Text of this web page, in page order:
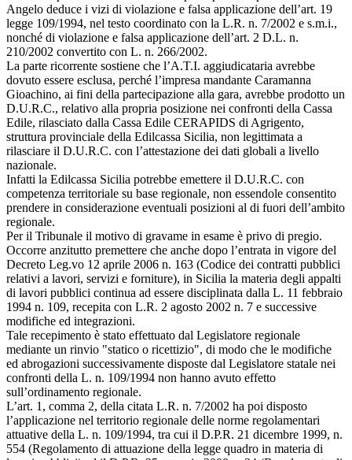
Angelo deduce i vizi di violazione e falsa applicazione dell’art. 19
legge 109/1994, nel testo coordinato con la L.R. n. 7/2002 e s.m.i.,
nonché di violazione e falsa applicazione dell’art. 2 D.L. n.
210/2002 convertito con L. n. 266/2002.
La parte ricorrente sostiene che l’A.T.I. aggiudicataria avrebbe
dovuto essere esclusa, perché l’impresa mandante Caramanna
Gioachino, ai fini della partecipazione alla gara, avrebbe prodotto un
D.U.R.C., relativo alla propria posizione nei confronti della Cassa
Edile, rilasciato dalla Cassa Edile CERAPIDS di Agrigento,
struttura provinciale della Edilcassa Sicilia, non legittimata a
rilasciare il D.U.R.C. con l’attestazione dei dati globali a livello
nazionale.
Infatti la Edilcassa Sicilia potrebbe emettere il D.U.R.C. con
competenza territoriale su base regionale, non essendole consentito
prendere in considerazione eventuali posizioni al di fuori dell’ambito
regionale.
Per il Tribunale il motivo di gravame in esame è privo di pregio.
Occorre anzitutto premettere che anche dopo l’entrata in vigore del
Decreto Leg.vo 12 aprile 2006 n. 163 (Codice dei contratti pubblici
relativi a lavori, servizi e forniture), in Sicilia la materia degli appalti
di lavori pubblici continua ad essere disciplinata dalla L. 11 febbraio
1994 n. 109, recepita con L.R. 2 agosto 2002 n. 7 e successive
modifiche ed integrazioni.
Tale recepimento è stato effettuato dal Legislatore regionale
mediante un rinvio "statico o ricettizio", di modo che le modifiche
ed abrogazioni successivamente disposte dal Legislatore statale nei
confronti della L. n. 109/1994 non hanno avuto effetto
sull’ordinamento regionale.
L’art. 1, comma 2, della citata L.R. n. 7/2002 ha poi disposto
l’applicazione nel territorio regionale delle norme regolamentari
attuative della L. n. 109/1994, tra cui il D.P.R. 21 dicembre 1999, n.
554 (Regolamento di attuazione della legge quadro in materia di